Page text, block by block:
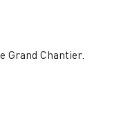
Grand Chantier.